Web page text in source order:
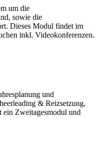
um die
sowie die
Dieses Modul findet im
inkl. Videokonferenzen.
und
& Reizsetzung,
Zweitagesmodul und